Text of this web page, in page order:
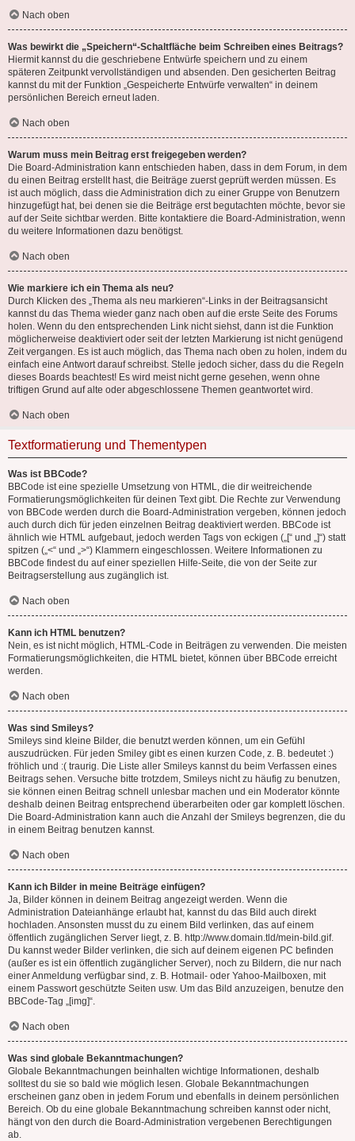
Nach oben
Was bewirkt die „Speichern“-Schaltfläche beim Schreiben eines Beitrags?
Hiermit kannst du die geschriebene Entwürfe speichern und zu einem
späteren Zeitpunkt vervollständigen und absenden. Den gesicherten Beitrag
kannst du mit der Funktion „Gespeicherte Entwürfe verwalten“ in deinem
persönlichen Bereich erneut laden.
Nach oben
Warum muss mein Beitrag erst freigegeben werden?
Die Board-Administration kann entschieden haben, dass in dem Forum, in dem
du einen Beitrag erstellt hast, die Beiträge zuerst geprüft werden müssen. Es
ist auch möglich, dass die Administration dich zu einer Gruppe von Benutzern
hinzugefügt hat, bei denen sie die Beiträge erst begutachten möchte, bevor sie
auf der Seite sichtbar werden. Bitte kontaktiere die Board-Administration, wenn
du weitere Informationen dazu benötigst.
Nach oben
Wie markiere ich ein Thema als neu?
Durch Klicken des „Thema als neu markieren“-Links in der Beitragsansicht
kannst du das Thema wieder ganz nach oben auf die erste Seite des Forums
holen. Wenn du den entsprechenden Link nicht siehst, dann ist die Funktion
möglicherweise deaktiviert oder seit der letzten Markierung ist nicht genügend
Zeit vergangen. Es ist auch möglich, das Thema nach oben zu holen, indem du
einfach eine Antwort darauf schreibst. Stelle jedoch sicher, dass du die Regeln
dieses Boards beachtest! Es wird meist nicht gerne gesehen, wenn ohne
triftigen Grund auf alte oder abgeschlossene Themen geantwortet wird.
Nach oben
Textformatierung und Thementypen
Was ist BBCode?
BBCode ist eine spezielle Umsetzung von HTML, die dir weitreichende
Formatierungsmöglichkeiten für deinen Text gibt. Die Rechte zur Verwendung
von BBCode werden durch die Board-Administration vergeben, können jedoch
auch durch dich für jeden einzelnen Beitrag deaktiviert werden. BBCode ist
ähnlich wie HTML aufgebaut, jedoch werden Tags von eckigen („[“ und „]“) statt
spitzen („<“ und „>“) Klammern eingeschlossen. Weitere Informationen zu
BBCode findest du auf einer speziellen Hilfe-Seite, die von der Seite zur
Beitragserstellung aus zugänglich ist.
Nach oben
Kann ich HTML benutzen?
Nein, es ist nicht möglich, HTML-Code in Beiträgen zu verwenden. Die meisten
Formatierungsmöglichkeiten, die HTML bietet, können über BBCode erreicht
werden.
Nach oben
Was sind Smileys?
Smileys sind kleine Bilder, die benutzt werden können, um ein Gefühl
auszudrücken. Für jeden Smiley gibt es einen kurzen Code, z. B. bedeutet :)
fröhlich und :( traurig. Die Liste aller Smileys kannst du beim Verfassen eines
Beitrags sehen. Versuche bitte trotzdem, Smileys nicht zu häufig zu benutzen,
sie können einen Beitrag schnell unlesbar machen und ein Moderator könnte
deshalb deinen Beitrag entsprechend überarbeiten oder gar komplett löschen.
Die Board-Administration kann auch die Anzahl der Smileys begrenzen, die du
in einem Beitrag benutzen kannst.
Nach oben
Kann ich Bilder in meine Beiträge einfügen?
Ja, Bilder können in deinem Beitrag angezeigt werden. Wenn die
Administration Dateianhänge erlaubt hat, kannst du das Bild auch direkt
hochladen. Ansonsten musst du zu einem Bild verlinken, das auf einem
öffentlich zugänglichen Server liegt, z. B. http://www.domain.tld/mein-bild.gif.
Du kannst weder Bilder verlinken, die sich auf deinem eigenen PC befinden
(außer es ist ein öffentlich zugänglicher Server), noch zu Bildern, die nur nach
einer Anmeldung verfügbar sind, z. B. Hotmail- oder Yahoo-Mailboxen, mit
einem Passwort geschützte Seiten usw. Um das Bild anzuzeigen, benutze den
BBCode-Tag „[img]“.
Nach oben
Was sind globale Bekanntmachungen?
Globale Bekanntmachungen beinhalten wichtige Informationen, deshalb
solltest du sie so bald wie möglich lesen. Globale Bekanntmachungen
erscheinen ganz oben in jedem Forum und ebenfalls in deinem persönlichen
Bereich. Ob du eine globale Bekanntmachung schreiben kannst oder nicht,
hängt von den durch die Board-Administration vergebenen Berechtigungen
ab.